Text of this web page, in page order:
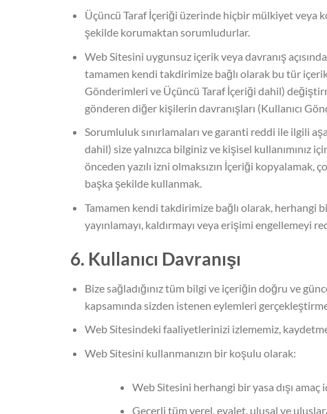
Üçüncü Taraf İçeriği üzerinde hiçbir mülkiyet veya
şekilde korumaktan sorumludurlar.
Web Sitesini uygunsuz içerik veya davranış
tamamen kendi takdirimize bağlı olarak bu tür
Gönderimleri ve Üçüncü Taraf İçeriği dahil)
gönderen diğer kişilerin davranışları (Kullanıcı
Sorumluluk sınırlamaları ve garanti reddi ile ilgili
dahil) size yalnızca bilginiz ve kişisel kullanımınız
önceden yazılı izni olmaksızın İçeriği
başka şekilde kullanmak.
Tamamen kendi takdirimize bağlı olarak, herhangi
yayınlamayı, kaldırmayı veya erişimi engellemeyi
6. Kullanıcı Davranışı
Bize sağladığınız tüm bilgi ve içeriğin doğru ve
kapsamında sizden istenen eylemleri
Web Sitesindeki faaliyetlerinizi izlememiz,
Web Sitesini kullanmanızın bir koşulu olarak:
Web Sitesini herhangi bir yasa dışı
Geçerli tüm yerel, eyalet, ulusal ve